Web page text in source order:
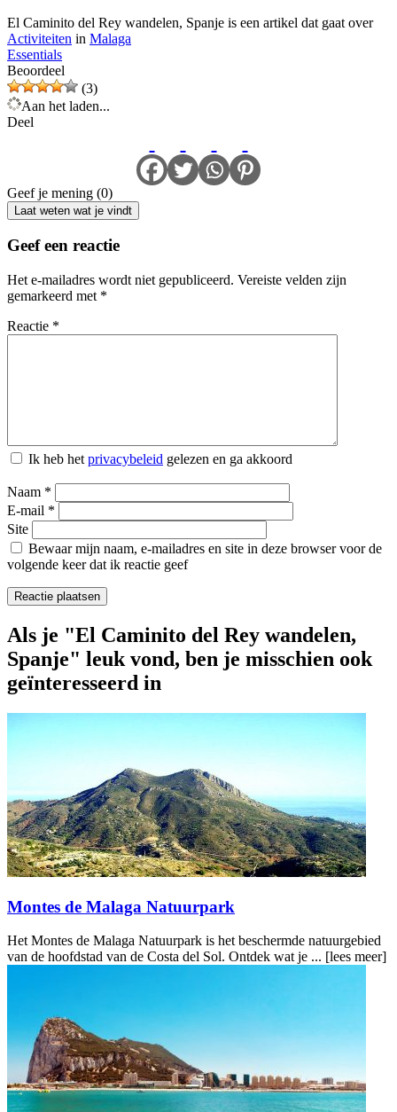
El Caminito del Rey wandelen, Spanje is een artikel dat gaat over
Activiteiten in Malaga
Essentials
Beoordeel
(3)
Aan het laden...
Deel
Geef je mening (0)
Laat weten wat je vindt
Geef een reactie
Het e-mailadres wordt niet gepubliceerd. Vereiste velden zijn
gemarkeerd met *
Reactie *
Ik heb het privacybeleid gelezen en ga akkoord
Naam *
E-mail *
Site
Bewaar mijn naam, e-mailadres en site in deze browser voor de
volgende keer dat ik reactie geef
Als je "El Caminito del Rey wandelen,
Spanje" leuk vond, ben je misschien ook
geïnteresseerd in
Montes de Malaga Natuurpark
Het Montes de Malaga Natuurpark is het beschermde natuurgebied
van de hoofdstad van de Costa del Sol. Ontdek wat je ... [lees meer]